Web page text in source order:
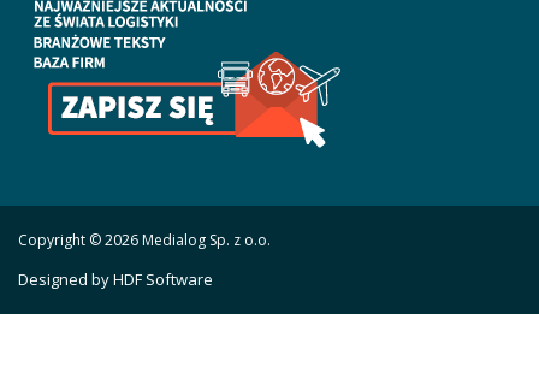
Copyright © 2026 Medialog Sp. z o.o.
Designed by HDF Software